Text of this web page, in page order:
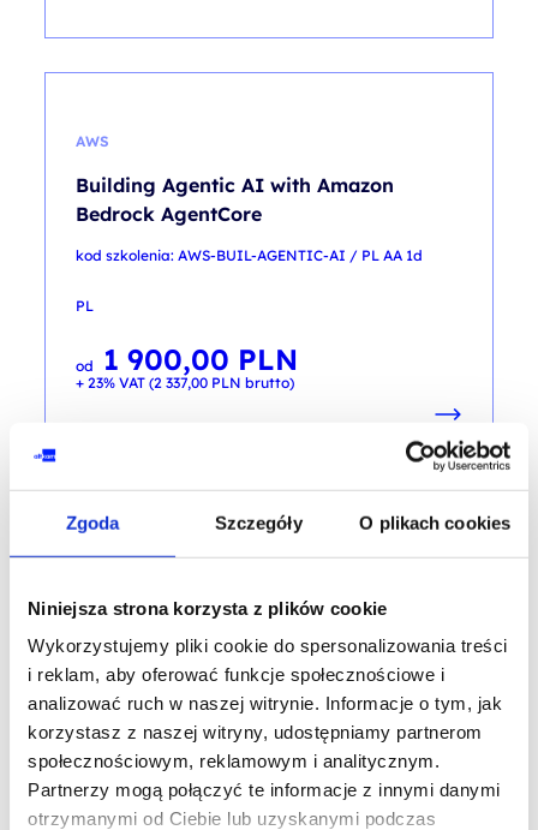
Zgoda Szczegóły O plikach cookies
Niniejsza strona korzysta z plików cookie
Wykorzystujemy pliki cookie do spersonalizowania treści
i reklam, aby oferować funkcje społecznościowe i
analizować ruch w naszej witrynie. Informacje o tym, jak
korzystasz z naszej witryny, udostępniamy partnerom
społecznościowym, reklamowym i analitycznym.
Partnerzy mogą połączyć te informacje z innymi danymi
otrzymanymi od Ciebie lub uzyskanymi podczas
AWS
Building Agentic AI with Amazon
Bedrock AgentCore
kod szkolenia: AWS-BUIL-AGENTIC-AI / PL AA 1d
PL
od 1 900,00 PLN
+ 23% VAT (2 337,00 PLN brutto)
Building Batch Data Analytics Solutions
on AWS
kod szkolenia: AWS-BUIL-DA-AN-SOL / PL AA 1d
PL
od 2 000,00PLN
+ 23% VAT ( 2 460,00 PLN